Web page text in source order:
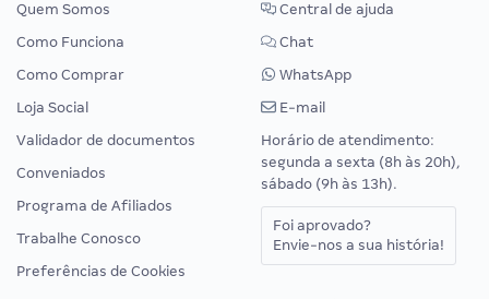
Quem Somos
Como Funciona
Como Comprar
Loja Social
Validador de documentos
Conveniados
Programa de Afiliados
Trabalhe Conosco
Preferências de Cookies
Central de ajuda
Chat
WhatsApp
E-mail
Horário de atendimento:
segunda a sexta (8h às 20h),
sábado (9h às 13h).
Foi aprovado?
Envie-nos a sua história!